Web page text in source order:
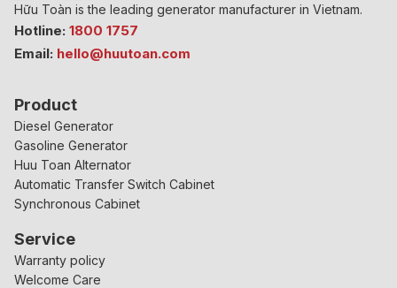
Hữu Toàn is the leading generator manufacturer in Vietnam.
Hotline: 1800 1757
Email: hello@huutoan.com
Product
Diesel Generator
Gasoline Generator
Huu Toan Alternator
Automatic Transfer Switch Cabinet
Synchronous Cabinet
Service
Warranty policy
Welcome Care